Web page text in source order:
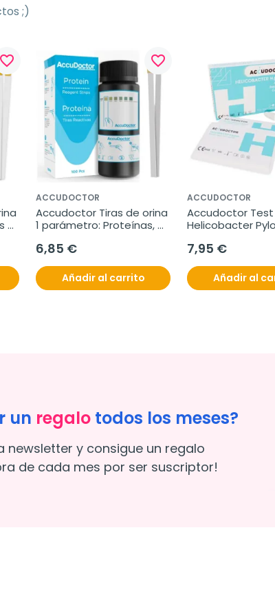
;)
favorite_border favorite_border
ACCUDOCTOR
Accudoctor Tiras de orina
1 parámetro: Proteínas,
6,85 €
Añadir al carrito
ACCUDOCTOR
Accudoctor
Helicobacter
7,95 €
Añadir al
un regalo todos los meses?
newsletter y consigue un regalo
de cada mes por ser suscriptor!